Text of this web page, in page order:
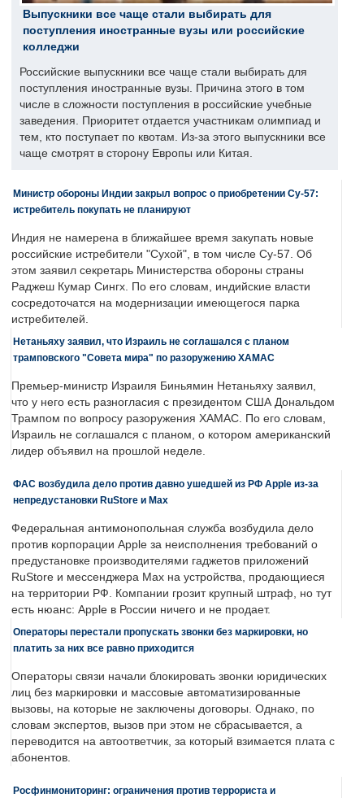
Выпускники все чаще стали выбирать для
поступления иностранные вузы или российские
колледжи
Российские выпускники все чаще стали выбирать для
поступления иностранные вузы. Причина этого в том
числе в сложности поступления в российские учебные
заведения. Приоритет отдается участникам олимпиад и
тем, кто поступает по квотам. Из-за этого выпускники все
чаще смотрят в сторону Европы или Китая.
Министр обороны Индии закрыл вопрос о приобретении Су-57:
истребитель покупать не планируют
Индия не намерена в ближайшее время закупать новые
российские истребители "Сухой", в том числе Су-57. Об
этом заявил секретарь Министерства обороны страны
Раджеш Кумар Сингх. По его словам, индийские власти
сосредоточатся на модернизации имеющегося парка
истребителей.
Нетаньяху заявил, что Израиль не соглашался с планом
трамповского "Совета мира" по разоружению ХАМАС
Премьер-министр Израиля Биньямин Нетаньяху заявил,
что у него есть разногласия с президентом США Дональдом
Трампом по вопросу разоружения ХАМАС. По его словам,
Израиль не соглашался с планом, о котором американский
лидер объявил на прошлой неделе.
ФАС возбудила дело против давно ушедшей из РФ Apple из-за
непредустановки RuStore и Max
Федеральная антимонопольная служба возбудила дело
против корпорации Apple за неисполнения требований о
предустановке производителями гаджетов приложений
RuStore и мессенджера Max на устройства, продающиеся
на территории РФ. Компании грозит крупный штраф, но тут
есть нюанс: Apple в России ничего и не продает.
Операторы перестали пропускать звонки без маркировки, но
платить за них все равно приходится
Операторы связи начали блокировать звонки юридических
лиц без маркировки и массовые автоматизированные
вызовы, на которые не заключены договоры. Однако, по
словам экспертов, вызов при этом не сбрасывается, а
переводится на автоответчик, за который взимается плата с
абонентов.
Росфинмониторинг: ограничения против террориста и